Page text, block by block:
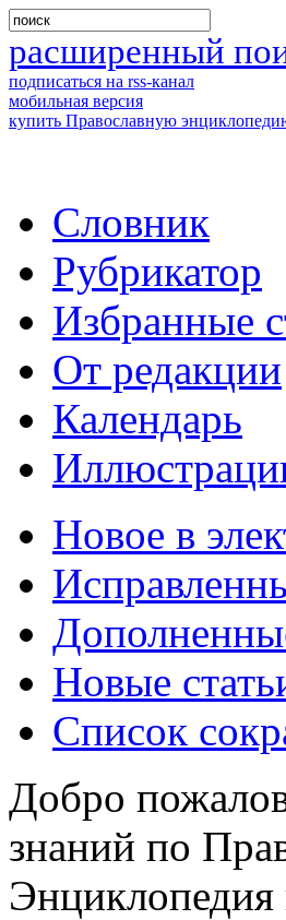
расширенный
подписаться на rss-канал
мобильная версия
купить Православную
Словник
Рубрикатор
Избранные
От редакции
Календарь
Новое в
Новые
Список
Добро
знаний по
Энциклопедия